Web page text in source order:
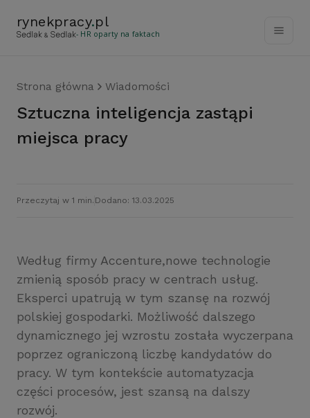
rynekpracy.pl
- HR oparty na faktach
Strona główna Wiadomości
Sztuczna inteligencja zastąpi
miejsca pracy
Przeczytaj w 1 min. Dodano: 13.03.2025
Według firmy Accenture,nowe technologie
zmienią sposób pracy w centrach usług.
Eksperci upatrują w tym szansę na rozwój
polskiej gospodarki. Możliwość dalszego
dynamicznego jej wzrostu została wyczerpana
poprzez ograniczoną liczbę kandydatów do
pracy. W tym kontekście automatyzacja
części procesów, jest szansą na dalszy
rozwój.